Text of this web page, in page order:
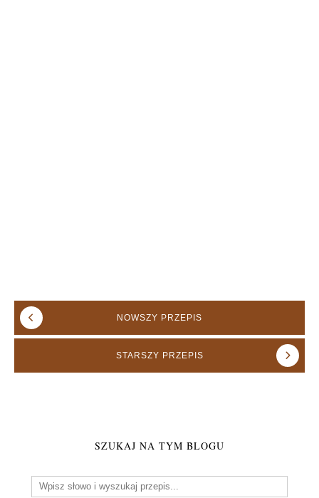
NOWSZY PRZEPIS
STARSZY PRZEPIS
SZUKAJ NA TYM BLOGU